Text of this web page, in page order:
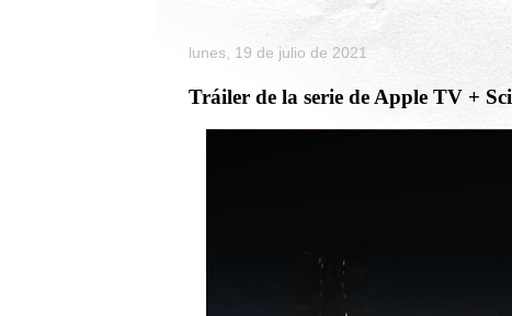
lunes, 19 de julio de 2021
Tráiler de la serie de Apple TV +